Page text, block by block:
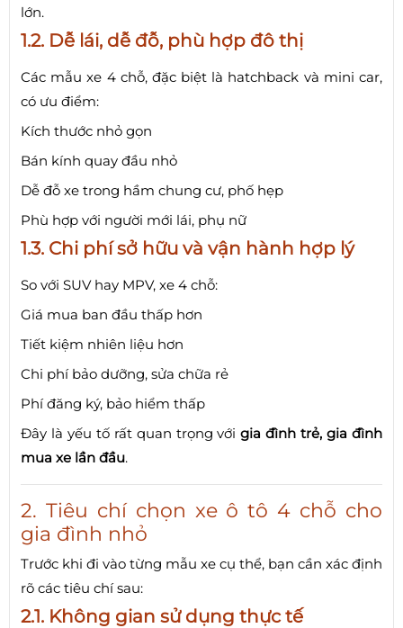
lớn.
1.2. Dễ lái, dễ đỗ, phù hợp đô thị
Các mẫu xe 4 chỗ, đặc biệt là hatchback và mini car,
có ưu điểm:
Kích thước nhỏ gọn
Bán kính quay đầu nhỏ
Dễ đỗ xe trong hầm chung cư, phố hẹp
Phù hợp với người mới lái, phụ nữ
1.3. Chi phí sở hữu và vận hành hợp lý
So với SUV hay MPV, xe 4 chỗ:
Giá mua ban đầu thấp hơn
Tiết kiệm nhiên liệu hơn
Chi phí bảo dưỡng, sửa chữa rẻ
Phí đăng ký, bảo hiểm thấp
Đây là yếu tố rất quan trọng vớigia đình trẻ, gia đình
mua xe lần đầu.
2. Tiêu chí chọn xe ô tô 4 chỗ cho
gia đình nhỏ
Trước khi đi vào từng mẫu xe cụ thể, bạn cần xác định
rõ các tiêu chí sau:
2.1. Không gian sử dụng thực tế